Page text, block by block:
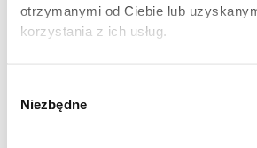
otrzymanymi od Ciebie lub
korzystania z ich usług.
zgody
Niezbędne